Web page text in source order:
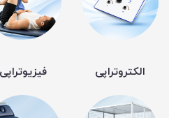
الکتروتراپی فیزیوتراپی